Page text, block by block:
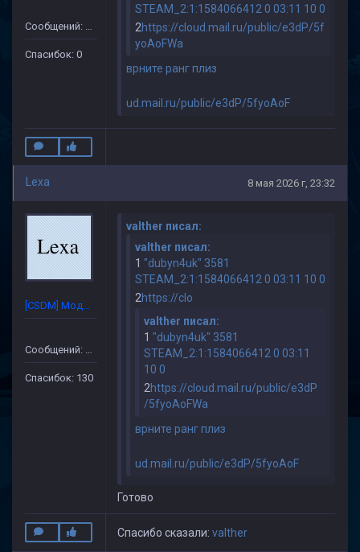
Спасибок: 0
STEAM_2:1:1584066412 0 03:11 10 0
2https://cloud.mail.ru/public/e3dP/5f
yoAoFWa
врните ранг плиз
ud.mail.ru/public/e3dP/5fyoAoF
Lexa 8 мая 2026 г, 23:32
Спасибок: 130
valther писал:
valther писал:
1 "dubyn4uk" 3581
STEAM_2:1:1584066412 0 03:11 10 0
2https://clo
valther писал:
1 "dubyn4uk" 3581
STEAM_2:1:1584066412 0 03:11
10 0
2https://cloud.mail.ru/public/e3dP
/5fyoAoFWa
врните ранг плиз
ud.mail.ru/public/e3dP/5fyoAoF
Готово
Спасибо сказали: valther